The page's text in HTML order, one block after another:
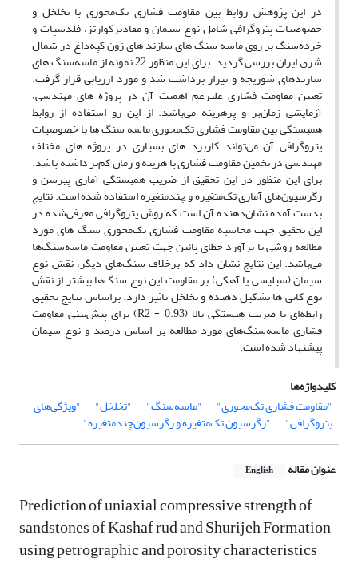
در این پژوهش روابط بین مقاومت فشاری تک‌محوری با تخلخل و
خصوصیات پتروگرافی شامل نوع سیمان و مقادیرکوارتز، فلدسپات و
خرده‌سنگ بر روی ماسه سنگ های سازند های زون کپه‌داغ در شمال
شرق ایران بررسی گردید. برای این منظور 22 نمونه از ماسه‌سنگ های
سازندهای شوریجه و نیزار برداشت شد و مورد ارزیابی قرار گرفت.
تعیین مقاومت فشاری علیرغم اهمیت آن در پروژه های مهندسی،
آزمایشی زمان‌بر و پر‌هرینه می‌باشد. از این رو استفاده از روابط
همبستگی بین مقاومت فشاری تک‌محوری ماسه سنگ ها با خصوصیات
پتروگرافی آن می‌تواند کاربرد های بسیاری در پروژه های مختلف
مهندسی در تخمین مقاومت فشاری با هزینه و زمان کم‌تر داشته باشد.
برای این منظور در این تحقیق از ضریب همبستگی آماری پیرسن و
رگرسیون‌های آماری تک‌متغیره و چندمتغیره استفاده شده است. نتایج
بدست آمده نشان‌دهنده آن است که روش پتروگرافی معرفی‌شده در
این تحقیق جهت محاسبه مقاومت فشاری تک‌محوری سنگ های مورد
مطالعه روشی با برآورد خطای پائین جهت تعیین مقاومت ماسه‌سنگ‌ها
می‌باشد. این نتایج نشان داد که برخلاف سنگ‌های دیگر، نقش نوع
سیمان (سیلیسی یا آهکی) بر مقاومت این نوع سنگ‌ها بیشتر از نقش
نوع کانی ها تشکیل دهنده و تخلخل تاثیر دارد. براساس نتایج تحقیق
رابطه‌ای با ضریب هبستگی بالا (R2 = 0.93) برای پیش‌بینی مقاومت
فشاری ماسه‌سنگ‌های مورد مطالعه بر اساس درصد و نوع سیمان
پیشنهاد شده است.
کلیدواژه‌ها
"مقاومت فشاری تک‌محوری"
"ماسه‌سنگ" "تخلخل" "ویژگی‌های
پتروگرافی" "رگرسیون تک‌متغیره و رگرسیون‌چندمتغیره"
عنوان مقاله English
Prediction of uniaxial compressive strength of
sandstones of Kashaf rud and Shurijeh Formation
using petrographic and porosity characteristics